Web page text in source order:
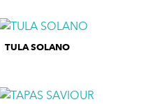
TULA SOLANO